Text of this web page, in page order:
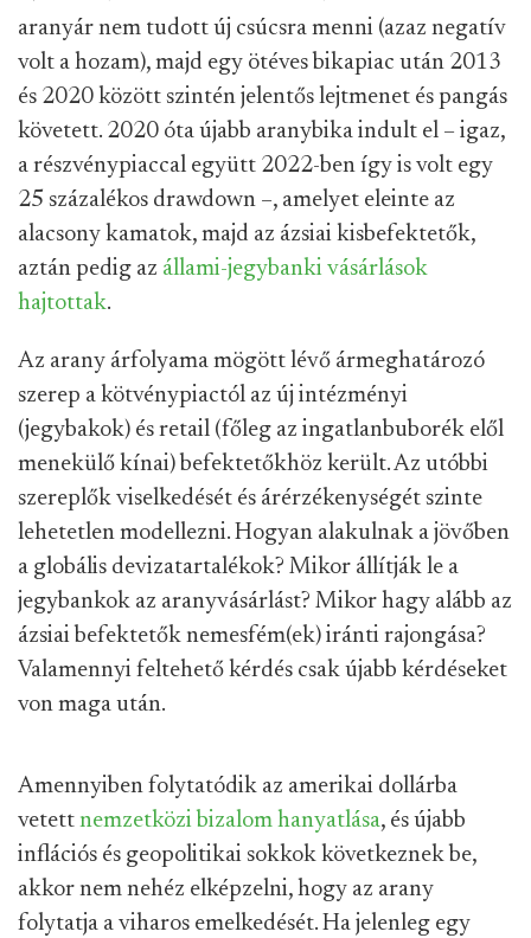
aranyár nem tudott új csúcsra menni (azaz negatív
volt a hozam), majd egy ötéves bikapiac után 2013
és 2020 között szintén jelentős lejtmenet és pangás
követett. 2020 óta újabb aranybika indult el – igaz,
a részvénypiaccal együtt 2022-ben így is volt egy
25 százalékos drawdown –, amelyet eleinte az
alacsony kamatok, majd az ázsiai kisbefektetők,
aztán pedig az állami-jegybanki vásárlások
hajtottak.
Az arany árfolyama mögött lévő ármeghatározó
szerep a kötvénypiactól az új intézményi
(jegybakok) és retail (főleg az ingatlanbuborék elől
menekülő kínai) befektetőkhöz került. Az utóbbi
szereplők viselkedését és árérzékenységét szinte
lehetetlen modellezni. Hogyan alakulnak a jövőben
a globális devizatartalékok? Mikor állítják le a
jegybankok az aranyvásárlást? Mikor hagy alább az
ázsiai befektetők nemesfém(ek) iránti rajongása?
Valamennyi feltehető kérdés csak újabb kérdéseket
von maga után.
Amennyiben folytatódik az amerikai dollárba
vetett nemzetközi bizalom hanyatlása, és újabb
inflációs és geopolitikai sokkok következnek be,
akkor nem nehéz elképzelni, hogy az arany
folytatja a viharos emelkedését. Ha jelenleg egy